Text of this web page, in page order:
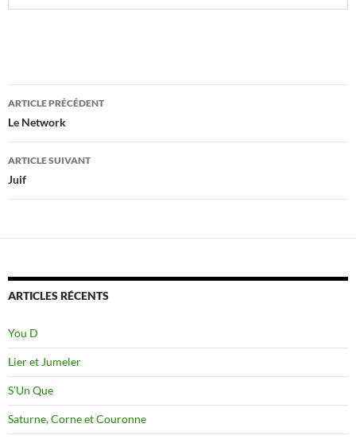
Navigation
des
articles
ARTICLE PRÉCÉDENT
Le Network
ARTICLE SUIVANT
Juif
ARTICLES RÉCENTS
You D
Lier et Jumeler
S’Un Que
Saturne, Corne et Couronne